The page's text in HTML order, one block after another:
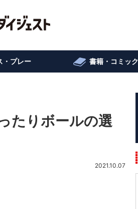
・プレー 書籍・コミック
たりボールの選
2021.10.07